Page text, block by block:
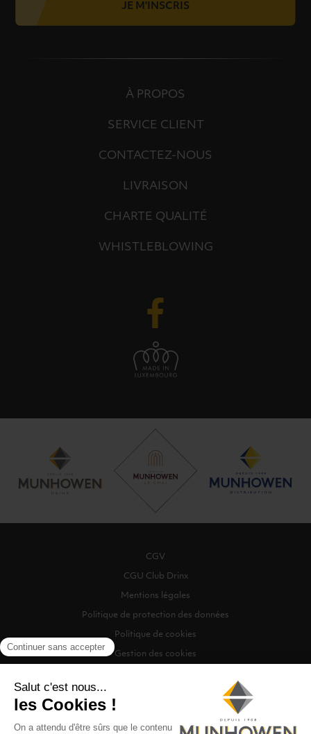
JE M'INSCRIS
À PROPOS
SERVICE CLIENT
CONTACTEZ-NOUS
LIVRAISON
CHARTE QUALITÉ
WHISTLEBLOWING
CGV
CGU Club Drinx
Mentions légales
Politique de protection des données
Politique de cookies
Gestion des cookies
©2026 Munhowen Drinx / Tous droits réservés
Digitalised by